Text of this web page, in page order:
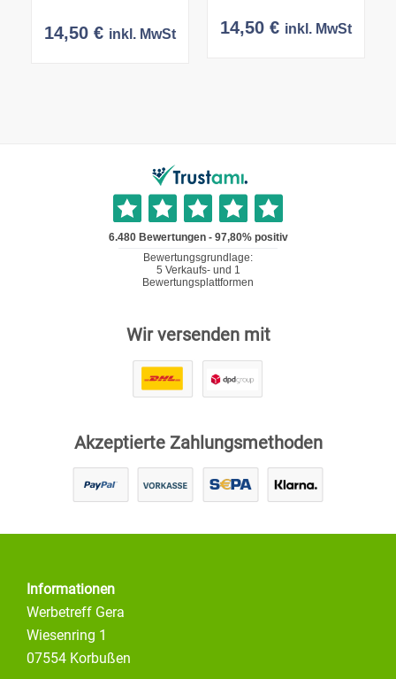
14,50 € inkl. MwSt 14,50 € inkl. MwSt
Wir versenden mit
Akzeptierte Zahlungsmethoden
Informationen
Werbetreff Gera
Wiesenring 1
07554 Korbußen